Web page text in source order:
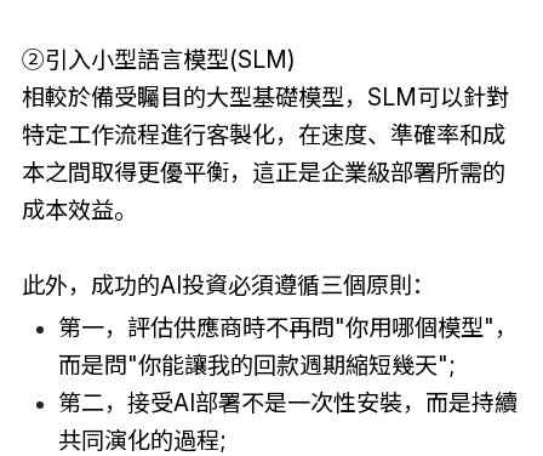
②引入小型語言模型(SLM)
相較於備受矚目的大型基礎模型，SLM可以針對
特定工作流程進行客製化，在速度、準確率和成
本之間取得更優平衡，這正是企業級部署所需的
成本效益。
此外，成功的AI投資必須遵循三個原則：
第一，評估供應商時不再問"你用哪個模型"，
而是問"你能讓我的回款週期縮短幾天";
第二，接受AI部署不是一次性安裝，而是持續
共同演化的過程;